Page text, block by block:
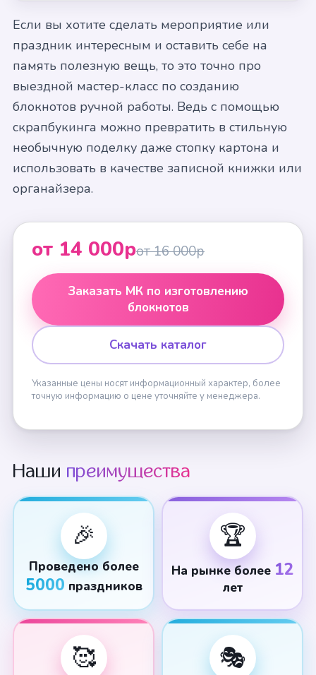
Если вы хотите сделать мероприятие или
праздник интересным и оставить себе на
память полезную вещь, то это точно про
выездной мастер-класс по созданию
блокнотов ручной работы. Ведь с помощью
скрапбукинга можно превратить в стильную
необычную поделку даже стопку картона и
использовать в качестве записной книжки или
органайзера.
от 14 000рот 16 000р
Заказать МК по изготовлению
блокнотов
Скачать каталог
Указанные цены носят информационный характер, более
точную информацию о цене уточняйте у менеджера.
Наши преимущества
🎉
Проведено более
5000 праздников
🏆
На рынке более 12
лет
🥰 🎭